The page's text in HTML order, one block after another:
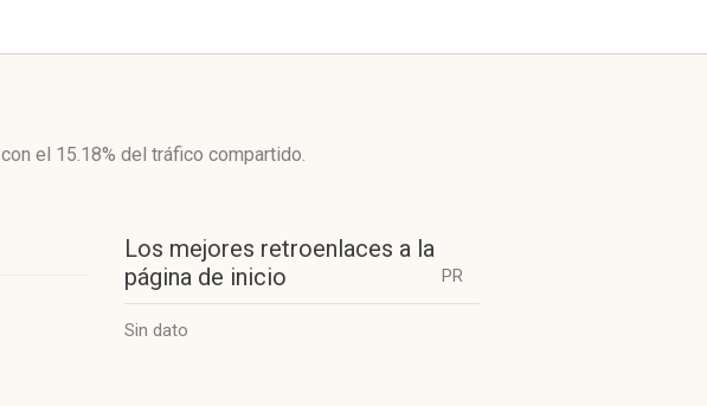
con el 15.18% del tráfico compartido.
Los mejores retroenlaces a la
página de inicio
PR
Sin dato